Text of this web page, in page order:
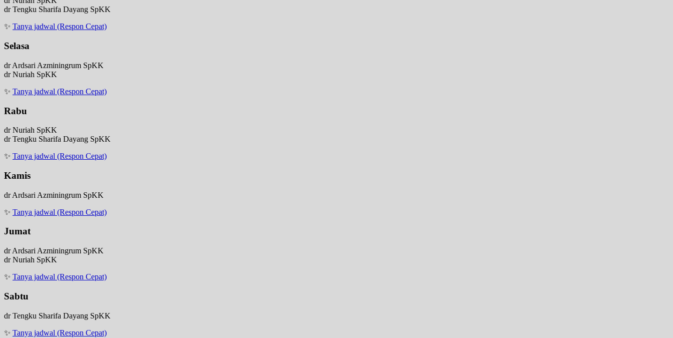
dr Tengku Sharifa Dayang SpKK
✨ Tanya jadwal (Respon Cepat)
Selasa
dr Ardsari Azminingrum SpKK
dr Nuriah SpKK
✨ Tanya jadwal (Respon Cepat)
Rabu
dr Nuriah SpKK
dr Tengku Sharifa Dayang SpKK
✨ Tanya jadwal (Respon Cepat)
Kamis
dr Ardsari Azminingrum SpKK
✨ Tanya jadwal (Respon Cepat)
Jumat
dr Ardsari Azminingrum SpKK
dr Nuriah SpKK
✨ Tanya jadwal (Respon Cepat)
Sabtu
dr Tengku Sharifa Dayang SpKK
✨ Tanya jadwal (Respon Cepat)